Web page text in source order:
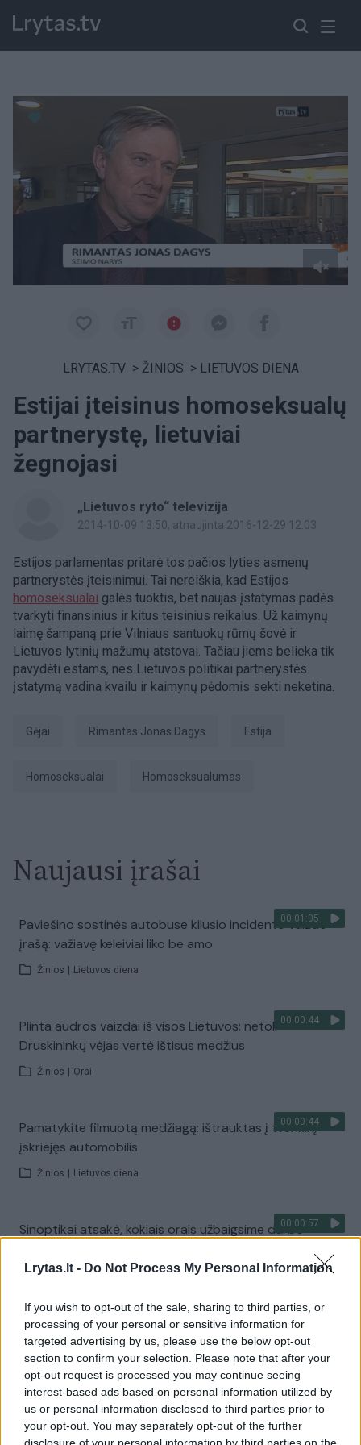
Lrytas.lt - Do Not Process My Personal Information
If you wish to opt-out of the sale, sharing to third parties, or
processing of your personal or sensitive information for
targeted advertising by us, please use the below opt-out
section to confirm your selection. Please note that after your
opt-out request is processed you may continue seeing
interest-based ads based on personal information utilized by
us or personal information disclosed to third parties prior to
your opt-out. You may separately opt-out of the further
LRYTAS.TV > ŽINIOS > LIETUVOS DIENA
Estijai įteisinus homoseksualų
partnerystę, lietuviai
žegnojasi
„Lietuvos ryto“ televizija
2014-10-09 13:50, atnaujinta 2016-12-29 12:03
Estijos parlamentas pritarė tos pačios lyties asmenų
partnerystės įteisinimui. Tai nereiškia, kad Estijos
homoseksualai galės tuoktis, bet naujas įstatymas padės
tvarkyti finansinius ir kitus teisinius reikalus. Už kaimynų
laimę šampaną prie Vilniaus santuokų rūmų šovė ir
Lietuvos lytinių mažumų atstovai. Tačiau jiems belieka tik
pavydėti estams, nes Lietuvos politikai partnerystės
įstatymą vadina kvailu ir kaimynų pėdomis sekti neketina.
gėjai Rimantas Jonas Dagys Estija
homoseksualai Homoseksualumas
Naujausi įrašai
00:01:05
Paviešino sostinės autobuse kilusio incidento vaizdo
įrašą: važiavę keleiviai liko be amo
Žinios Lietuvos diena
00:00:44
Plinta audros vaizdai iš visos Lietuvos: netoli
Druskininkų vėjas vertė ištisus medžius
Žinios Orai
00:00:44
Pamatykite filmuotą medžiagą: ištrauktas į tvenkinį
įskriejęs automobilis
Žinios Lietuvos diena
00:00:57
Sinoptikai atsakė, kokiais orais užbaigsime darbo
Žinios | Orai
Visi įrašai
Žiūrimiausi įrašai